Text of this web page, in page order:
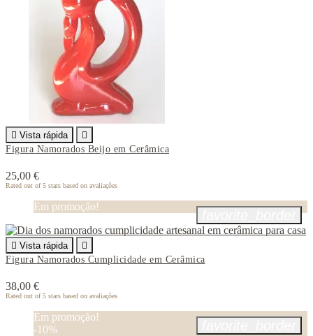
 Vista rápida

Figura Namorados Beijo em Cerâmica
25,00 €
Rated out of 5 stars based on avaliações
Em promoção!
 Vista rápida

Figura Namorados Cumplicidade em Cerâmica
38,00 €
Rated out of 5 stars based on avaliações
Em promoção!
-10%